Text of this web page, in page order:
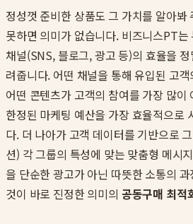
정성껏 준비한 상품도 그 가치를 알아봐
못하면 의미가 없습니다. 비즈니스PT
채널(SNS, 블로그, 광고 등)의 효율을
려줍니다. 어떤 채널을 통해 유입된 고
어떤 콘텐츠가 고객의 참여를 가장 많이
한정된 마케팅 예산을 가장 효율적으로
다. 더 나아가 고객 데이터를 기반으로
션) 각 그룹의 특성에 맞는 맞춤형 메시
을 단순한 광고가 아닌 따뜻한 소통의
것이 바로 진정한 의미의 공동구매 최적